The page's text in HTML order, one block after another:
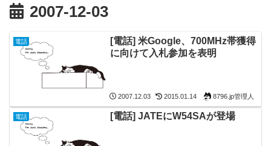
2007-12-03
電話
[電話] 米Google、700MHz帯獲得
に向けて入札参加を表明
2007.12.03 2015.01.14 8796.jp管理人
電話 [電話] JATEにW54SAが登場